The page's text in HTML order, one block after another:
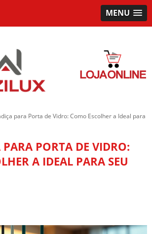
MENU
para Porta de Vidro: Como Escolher a Ideal para
PORTA DE VIDRO:
A IDEAL PARA SEU